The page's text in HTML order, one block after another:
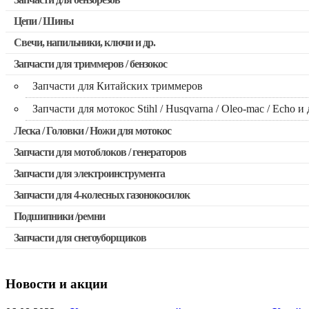
Запчасти для бензопил Husqvarna, Partner
Запчасти для Китайских бензопил
Запчасти для бензопил Oleo-mac, Echo и др.
Цепи / Шины
Свечи, напильники, ключи и др.
Запчасти для триммеров / бензокос
Запчасти для Китайских триммеров
Запчасти для мотокос Stihl / Husqvarna / Oleo-mac / Echo и
Леска / Головки / Ножи для мотокос
Запчасти для мотоблоков / генераторов
Запчасти для электроинструмента
Двигатели, редукторы для шуруповертов
Выключатели, переключатели
Запчасти для перфораторов и отбойных молотков
Якоря, статоры
Запчасти для 4-колесных газонокосилок
Подшипники /ремни
Запчасти для снегоуборщиков
Новости и акции